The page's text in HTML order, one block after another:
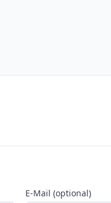
E-Mail (optional)